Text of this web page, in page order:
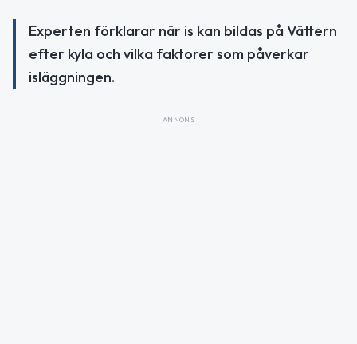
Experten förklarar när is kan bildas på Vättern
efter kyla och vilka faktorer som påverkar
isläggningen.
ANNONS